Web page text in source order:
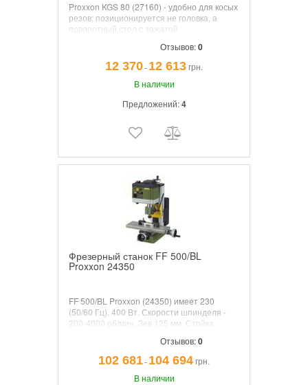
Proxxon KGS 80 (27160) - удобно для косых
резов: позиционируется не головка, а
поворотный стол с зажатой
Основание с поворотным столом из литого
под давлением алюминия,
фрезерованного на станках с ЧПУ. Стол
230 х 230 мм. Вес 6 кг.
Отзывов:0
12 370¯12 613грн.
В наличии
Предложений:4
Фрезерный станок FF 500/BL
Proxxon 24350
FF 500/BL Proxxon (24350) имеет 230
(50/60 Гц). 400 Вт. Скорости шпинделя -
200-4000 об/мин. Зев 125 мм. Стойка
мм, сверлильная подача 30 мм. Стол
400х125 мм. Ход стола Х310, Y100 мм.
Размеры: 750х550х550 мм. Вес около 47 кг.
Отзывов:0
102 681¯104 694грн.
В наличии